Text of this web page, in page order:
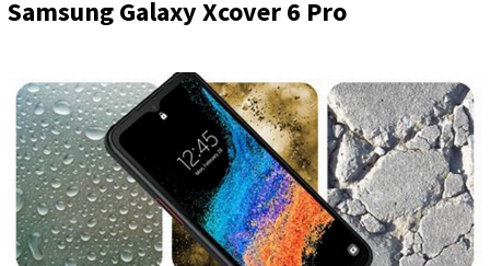
Samsung Galaxy Xcover 6 Pro